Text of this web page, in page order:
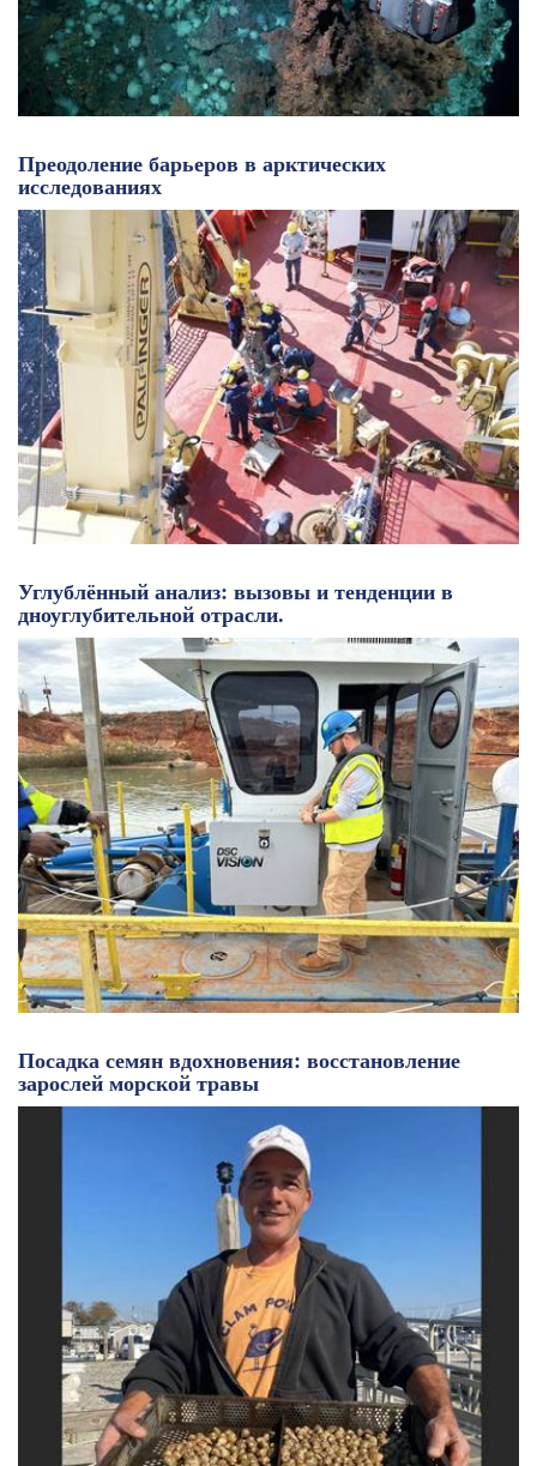
Преодоление барьеров в арктических
исследованиях
Углублённый анализ: вызовы и тенденции в
дноуглубительной отрасли.
Посадка семян вдохновения: восстановление
зарослей морской травы